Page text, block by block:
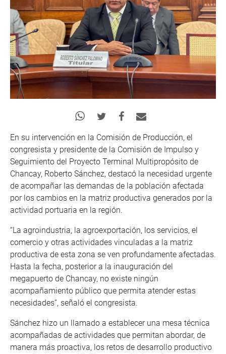
En su intervención en la Comisión de Producción, el
congresista y presidente de la Comisión de Impulso y
Seguimiento del Proyecto Terminal Multipropósito de
Chancay, Roberto Sánchez, destacó la necesidad urgente
de acompañar las demandas de la población afectada
por los cambios en la matriz productiva generados por la
actividad portuaria en la región.
“La agroindustria, la agroexportación, los servicios, el
comercio y otras actividades vinculadas a la matriz
productiva de esta zona se ven profundamente afectadas.
Hasta la fecha, posterior a la inauguración del
megapuerto de Chancay, no existe ningún
acompañamiento público que permita atender estas
necesidades”, señaló el congresista.
Sánchez hizo un llamado a establecer una mesa técnica
acompañadas de actividades que permitan abordar, de
manera más proactiva, los retos de desarrollo productivo